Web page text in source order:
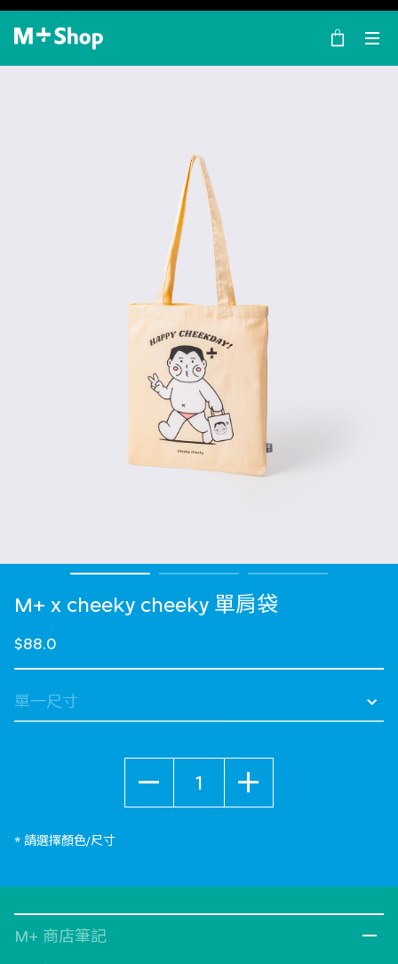
×
M+ Shop
M+ x cheeky cheeky 單肩袋
$88.0
* 請選擇顏色/尺寸
M+ 商店筆記